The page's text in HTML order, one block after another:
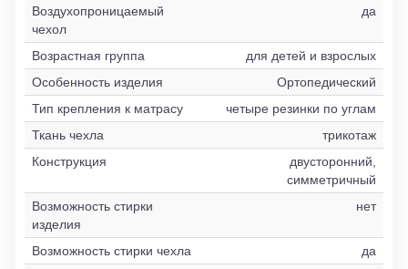
Воздухопроницаемый
чехол
да
Возрастная группа
для детей и взрослых
Особенность изделия
Ортопедический
Тип крепления к матрасу
четыре резинки по углам
Ткань чехла
трикотаж
Конструкция
двусторонний,
симметричный
Возможность стирки
изделия
нет
Возможность стирки чехла
да